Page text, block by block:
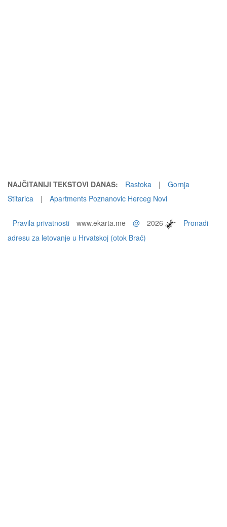
NAJČITANIJI TEKSTOVI DANAS: Rastoka |
Gornja
Štitarica
| Apartments Poznanovic Herceg Novi
Pravila privatnosti www.ekarta.me @ 2026
Pronađi
adresu za letovanje u Hrvatskoj (otok Brač)